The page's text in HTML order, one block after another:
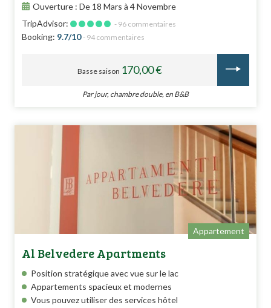
Ouverture : De 18 Mars à 4 Novembre
TripAdvisor:
- 96 commentaires
Booking: 9.7/10 - 94 commentaires
Basse saison 170,00 €
Par jour, chambre double, en B&B
Appartement
Al Belvedere Apartments
Position stratégique avec vue sur le lac
Appartements spacieux et modernes
Vous pouvez utiliser des services hôtel